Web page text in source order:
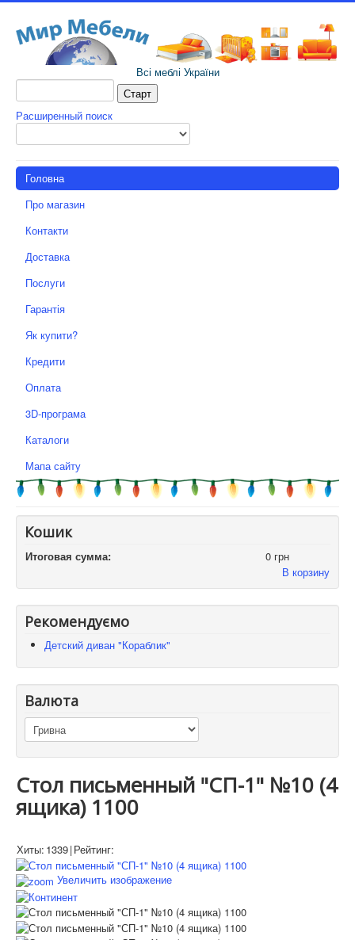
Всі меблі України
Расширенный поиск
Головна
Про магазин
Контакти
Доставка
Послуги
Гарантія
Як купити?
Кредити
Оплата
3D-програма
Каталоги
Мапа сайту
Кошик
Итоговая сумма:
0 грн
В корзину
Рекомендуємо
Детский диван "Кораблик"
Валюта
Стол письменный "СП-1" №10 (4
ящика) 1100
Хиты: 1339|Рейтинг:
Увеличить изображение